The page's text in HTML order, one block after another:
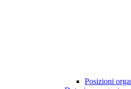
Posizioni